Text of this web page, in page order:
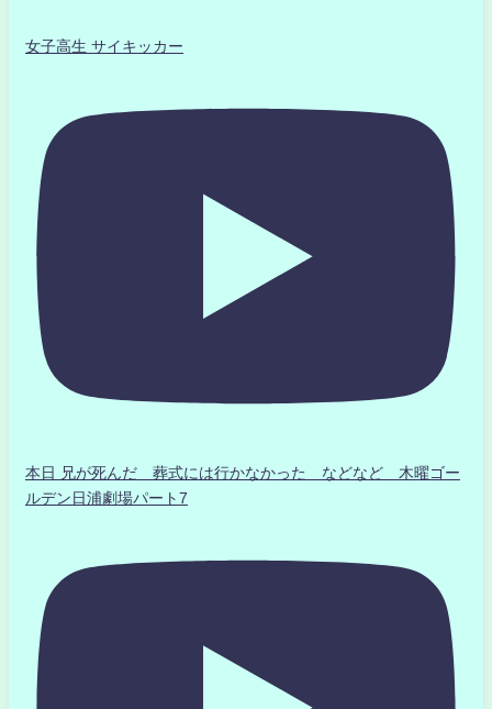
女子高生 サイキッカー
本日 兄が死んだ 葬式には行かなかった などなど 木曜ゴー
ルデン日浦劇場パート7